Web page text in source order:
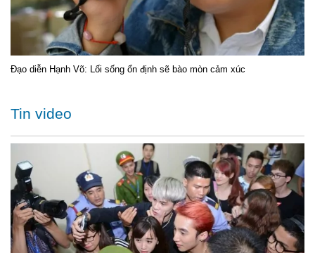
Đạo diễn Hạnh Võ: Lối sống ổn định sẽ bào mòn cảm xúc
Tin video